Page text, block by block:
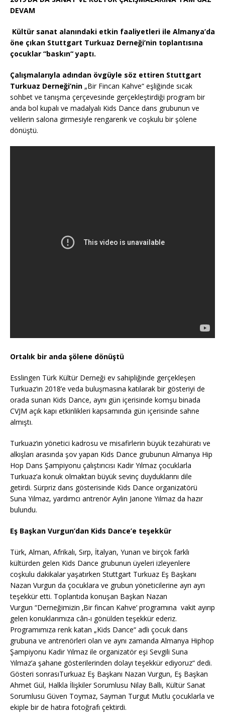
c
e
b
o
o
k
it
te
r
at
A
p
p
ss
a
g
e
p
y
Li
k
le
n
DEVAM
Kültür sanat alanındaki etkin faaliyetleri ile Almanya’da
öne çıkan Stuttgart Turkuaz Derneği’nin toplantısına
çocuklar “baskın“ yaptı.
Çalışmalarıyla adından övgüyle söz ettiren Stuttgart
Turkuaz Derneği’nin „Bir Fincan Kahve“ eşliğinde sıcak
sohbet ve tanışma çerçevesinde gerçekleştirdiği program bir
anda bol kupalı ve madalyalı Kids Dance dans grubunun ve
velilerin salona girmesiyle rengarenk ve coşkulu bir şölene
dönüştü.
Ortalık bir anda şölene dönüştü
Esslingen Türk Kültür Derneği ev sahipliğinde gerçekleşen
Turkuaz’ın 2018’e veda buluşmasına katılarak bir gösteriyi de
orada sunan Kids Dance, aynı gün içerisinde komşu binada
CVJM açık kapı etkinlikleri kapsamında gün içerisinde sahne
almıştı.
Turkuaz’ın yönetici kadrosu ve misafirlerin büyük tezahüratı ve
alkışları arasında şov yapan Kids Dance grubunun Almanya Hip
Hop Dans Şampiyonu çalıştırıcısı Kadir Yılmaz çocuklarla
Turkuaz’a konuk olmaktan büyük sevinç duyduklarını dile
getirdi. Sürpriz dans gösterisinde Kids Dance organizatörü
Suna Yılmaz, yardımcı antrenör Aylin Janone Yılmaz da hazır
bulundu.
Eş Başkan Vurgun’dan Kids Dance’e teşekkür
Türk, Alman, Afrikalı, Sırp, İtalyan, Yunan ve birçok farklı
kültürden gelen Kids Dance grubunun üyeleri izleyenlere
coşkulu dakikalar yaşatırken Stuttgart Turkuaz Eş Başkanı
Nazan Vurgun da çocuklara ve grubun yöneticilerine ayrı ayrı
teşekkür etti. Toplantıda konuşan Başkan Nazan
Vurgun “Derneğimizin ‚Bir fincan Kahve‘ programına vakit ayırıp
gelen konuklarımıza cân-ı gönülden teşekkür ederiz.
Programımıza renk katan „Kids Dance“ adlı çocuk dans
grubuna ve antrenörleri olan ve aynı zamanda Almanya Hiphop
Şampiyonu Kadir Yılmaz ile organizatör eşi Sevgili Suna
Yılmaz’a şahane gösterilerinden dolayı teşekkür ediyoruz“ dedi.
Gösteri sonrasıTurkuaz Eş Başkanı Nazan Vurgun, Eş Başkan
Ahmet Gül, Halkla İlişkiler Sorumlusu Nilay Ballı, Kültür Sanat
Sorumlusu Güven Toymaz, Sayman Turgut Mutlu çocuklarla ve
ekiple bir de hatıra fotoğrafı çektirdi.